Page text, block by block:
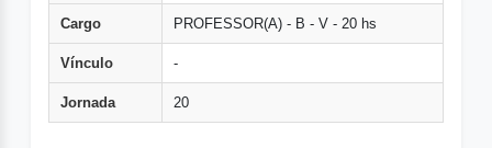
Cargo PROFESSOR(A) - B - V - 20 hs
Vínculo -
Jornada 20